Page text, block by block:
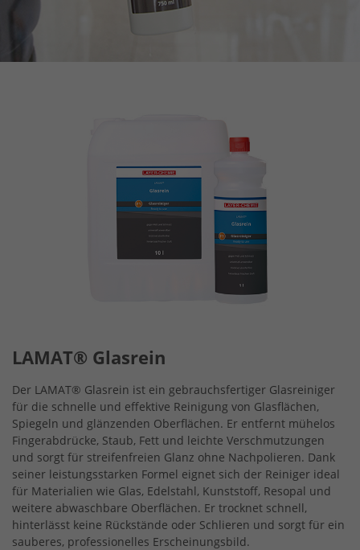
LAMAT® Glasrein
Der LAMAT® Glasrein ist ein gebrauchsfertiger Glasreiniger
für die schnelle und effektive Reinigung von Glasflächen,
Spiegeln und glänzenden Oberflächen. Er entfernt mühelos
Fingerabdrücke, Staub, Fett und leichte Verschmutzungen
und sorgt für streifenfreien Glanz ohne Nachpolieren. Dank
seiner leistungsstarken Formel eignet sich der Reiniger ideal
für Materialien wie Glas, Edelstahl, Kunststoff, Resopal und
weitere abwaschbare Oberflächen. Er trocknet schnell,
hinterlässt keine Rückstände oder Schlieren und sorgt für ein
sauberes, professionelles Erscheinungsbild.